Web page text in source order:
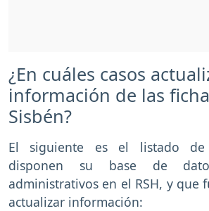
¿En cuáles casos
información de las
Sisbén?
El siguiente es el listado de
disponen su base de
administrativos en el RSH, y que
actualizar información: